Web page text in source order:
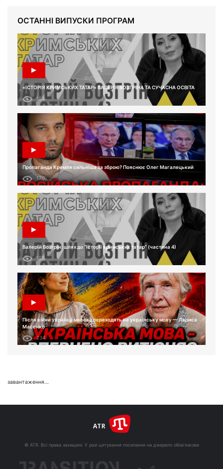
ОСТАННІ ВИПУСКИ ПРОГРАМ
«ІСТОРІЯ КРИМСЬКИХ ТАТАР» ВАЛЕРІЯ ВОЗГРІНА ТА СУЧАСНА ОСВІТА
154
Пропаганда Кремля сильніша за зброю? Пояснює Олег Магалецький
170
Валерій Возгрін: шлях до “Історії кримських татар” (частина 4)
158
Після війни українці масово переходять на українську мову — Лариса
Масенко
234
завантаження...
© ATR. Всі права захищені. У разі цитування посилання на джерело обов'язкове